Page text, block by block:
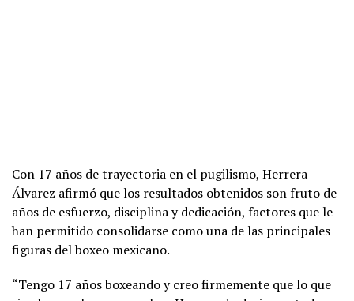
Con 17 años de trayectoria en el pugilismo, Herrera
Álvarez afirmó que los resultados obtenidos son fruto de
años de esfuerzo, disciplina y dedicación, factores que le
han permitido consolidarse como una de las principales
figuras del boxeo mexicano.
“Tengo 17 años boxeando y creo firmemente que lo que